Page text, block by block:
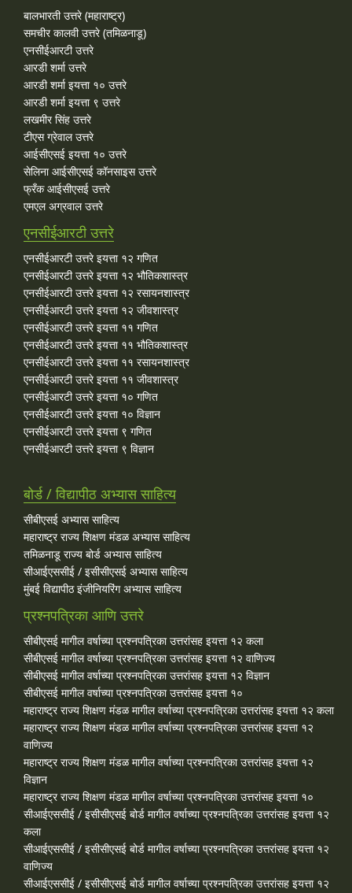
बालभारती उत्तरे (महाराष्ट्र)
समचीर कालवी उत्तरे (तमिळनाडू)
एनसीईआरटी उत्तरे
आरडी शर्मा उत्तरे
आरडी शर्मा इयत्ता १० उत्तरे
आरडी शर्मा इयत्ता ९ उत्तरे
लखमीर सिंह उत्तरे
टीएस ग्रेवाल उत्तरे
आईसीएसई इयत्ता १० उत्तरे
सेलिना आईसीएसई कॉनसाइस उत्तरे
फ्रँक आईसीएसई उत्तरे
एमएल अग्रवाल उत्तरे
एनसीईआरटी उत्तरे
एनसीईआरटी उत्तरे इयत्ता १२ गणित
एनसीईआरटी उत्तरे इयत्ता १२ भौतिकशास्त्र
एनसीईआरटी उत्तरे इयत्ता १२ रसायनशास्त्र
एनसीईआरटी उत्तरे इयत्ता १२ जीवशास्त्र
एनसीईआरटी उत्तरे इयत्ता ११ गणित
एनसीईआरटी उत्तरे इयत्ता ११ भौतिकशास्त्र
एनसीईआरटी उत्तरे इयत्ता ११ रसायनशास्त्र
एनसीईआरटी उत्तरे इयत्ता ११ जीवशास्त्र
एनसीईआरटी उत्तरे इयत्ता १० गणित
एनसीईआरटी उत्तरे इयत्ता १० विज्ञान
एनसीईआरटी उत्तरे इयत्ता ९ गणित
एनसीईआरटी उत्तरे इयत्ता ९ विज्ञान
बोर्ड / विद्यापीठ अभ्यास साहित्य
सीबीएसई अभ्यास साहित्य
महाराष्ट्र राज्य शिक्षण मंडळ अभ्यास साहित्य
तमिळनाडू राज्य बोर्ड अभ्यास साहित्य
सीआईएससीई / इसीसीएसई अभ्यास साहित्य
मुंबई विद्यापीठ इंजीनियरिंग अभ्यास साहित्य
प्रश्नपत्रिका आणि उत्तरे
सीबीएसई मागील वर्षाच्या प्रश्‍नपत्रिका उत्तरांसह इयत्ता १२ कला
सीबीएसई मागील वर्षाच्या प्रश्‍नपत्रिका उत्तरांसह इयत्ता १२ वाणिज्य
सीबीएसई मागील वर्षाच्या प्रश्‍नपत्रिका उत्तरांसह इयत्ता १२ विज्ञान
सीबीएसई मागील वर्षाच्या प्रश्‍नपत्रिका उत्तरांसह इयत्ता १०
महाराष्ट्र राज्य शिक्षण मंडळ मागील वर्षाच्या प्रश्‍नपत्रिका उत्तरांसह इयत्ता १२ कला
महाराष्ट्र राज्य शिक्षण मंडळ मागील वर्षाच्या प्रश्‍नपत्रिका उत्तरांसह इयत्ता १२
वाणिज्य
महाराष्ट्र राज्य शिक्षण मंडळ मागील वर्षाच्या प्रश्‍नपत्रिका उत्तरांसह इयत्ता १२
विज्ञान
महाराष्ट्र राज्य शिक्षण मंडळ मागील वर्षाच्या प्रश्‍नपत्रिका उत्तरांसह इयत्ता १०
सीआईएससीई / इसीसीएसई बोर्ड मागील वर्षाच्या प्रश्‍नपत्रिका उत्तरांसह इयत्ता १२
कला
सीआईएससीई / इसीसीएसई बोर्ड मागील वर्षाच्या प्रश्‍नपत्रिका उत्तरांसह इयत्ता १२
वाणिज्य
सीआईएससीई / इसीसीएसई बोर्ड मागील वर्षाच्या प्रश्‍नपत्रिका उत्तरांसह इयत्ता १२